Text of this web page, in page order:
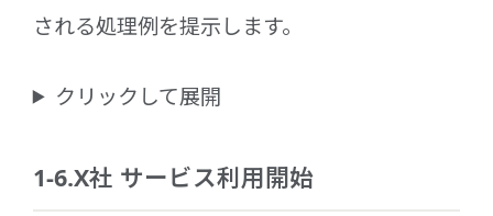
される処理例を提示します。
クリックして展開
1-6.X社 サービス利用開始